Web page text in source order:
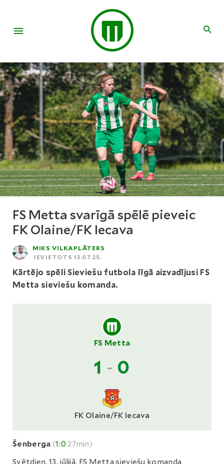
FS Metta svarīgā spēlē pieveic
FK Olaine/FK Iecava
MIKS VILKAPLĀTERS
IEVIETOTS 13.07.25.
Kārtējo spēli Sieviešu futbola līgā aizvadījusi FS
Metta sieviešu komanda.
FS Metta
1 - 0
FK Olaine/FK Iecava
Šenberga (1:0 27min)
Svētdien, 13. jūlijā, FS Metta sieviešu komanda